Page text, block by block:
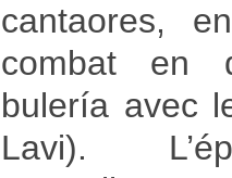
cantaores,
combat en
bulería avec
Lavi).